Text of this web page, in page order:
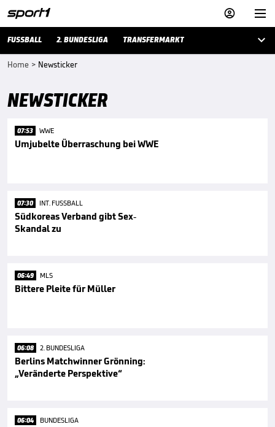


FUSSBALL 2. BUNDESLIGA TRANSFERMARKT 
Home > Newsticker
NEWSTICKER
07:53 WWE
Umjubelte Überraschung bei WWE
07:30 INT. FUSSBALL
Südkoreas Verband gibt Sex-
Skandal zu
06:49 MLS
Bittere Pleite für Müller
06:08 2. BUNDESLIGA
Berlins Matchwinner Grönning:
„Veränderte Perspektive“
06:04 BUNDESLIGA